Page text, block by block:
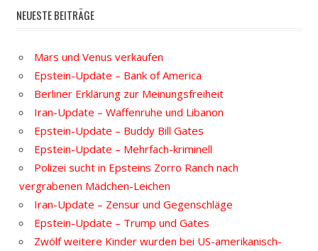
NEUESTE BEITRÄGE
Mars und Venus verkaufen
Epstein-Update – Bank of America
Berliner Erklärung zur Meinungsfreiheit
Iran-Update – Waffenruhe und Libanon
Epstein-Update – Buddy Bill Gates
Epstein-Update – Mehrfach-kriminell
Polizei sucht in Epsteins Zorro Ranch nach
vergrabenen Mädchen-Leichen
Iran-Update – Zensur und Gegenschläge
Epstein-Update – Trump und Gates
Zwölf weitere Kinder wurden bei US-amerikanisch-